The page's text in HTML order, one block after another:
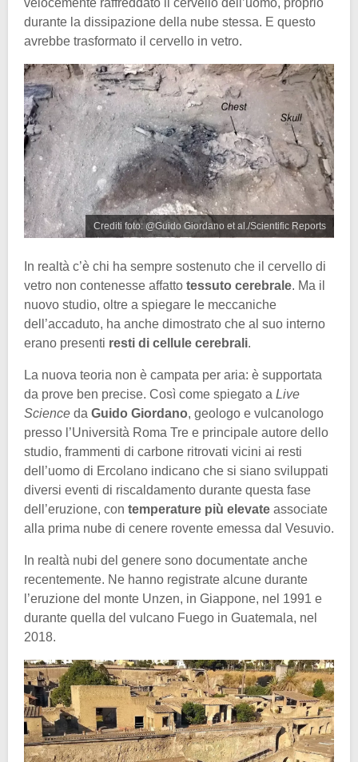
velocemente raffreddato il cervello dell’uomo, proprio
durante la dissipazione della nube stessa. E questo
avrebbe trasformato il cervello in vetro.
Crediti foto: @Guido Giordano et al./Scientific Reports
In realtà c’è chi ha sempre sostenuto che il cervello di
vetro non contenesse affatto tessuto cerebrale. Ma il
nuovo studio, oltre a spiegare le meccaniche
dell’accaduto, ha anche dimostrato che al suo interno
erano presenti resti di cellule cerebrali.
La nuova teoria non è campata per aria: è supportata
da prove ben precise. Così come spiegato a Live
Science da Guido Giordano, geologo e vulcanologo
presso l’Università Roma Tre e principale autore dello
studio, frammenti di carbone ritrovati vicini ai resti
dell’uomo di Ercolano indicano che si siano sviluppati
diversi eventi di riscaldamento durante questa fase
dell’eruzione, con temperature più elevate associate
alla prima nube di cenere rovente emessa dal Vesuvio.
In realtà nubi del genere sono documentate anche
recentemente. Ne hanno registrate alcune durante
l’eruzione del monte Unzen, in Giappone, nel 1991 e
durante quella del vulcano Fuego in Guatemala, nel
2018.